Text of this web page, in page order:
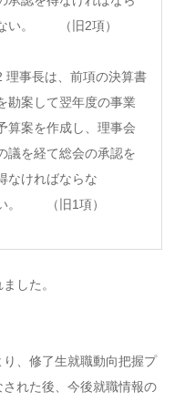
い。 （旧2項）
理事長は、前項の決算書
勘案して翌年度の事業
算案を作成し、理事会
議を経て総会の承認を
なければならな
。 （旧1項）
した。
、修了生就職動向把握プ
れた後、今後就職情報の